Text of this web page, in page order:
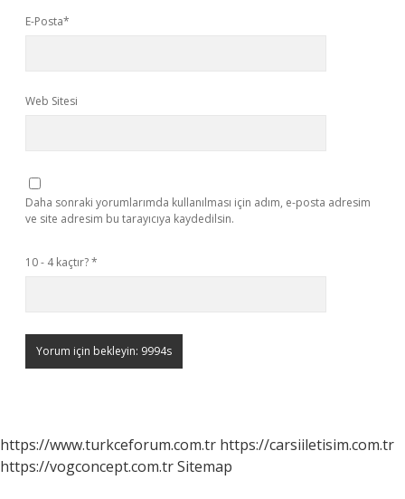
E-Posta*
Web Sitesi
Daha sonraki yorumlarımda kullanılması için adım, e-posta adresim
ve site adresim bu tarayıcıya kaydedilsin.
10 - 4 kaçtır?*
https://www.turkceforum.com.tr https://carsiiletisim.com.tr
https://vogconcept.com.trSitemap